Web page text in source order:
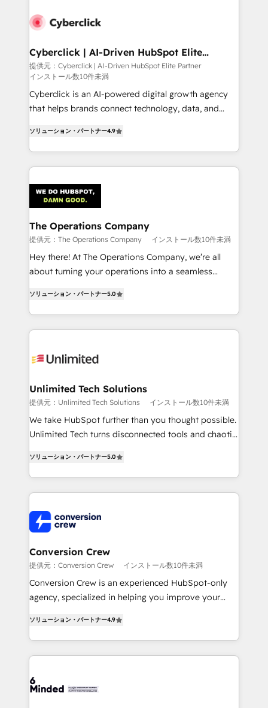
maximize profitability and adapt to your goals.
Cyberclick | AI-Driven HubSpot Elite
Partner
提供元：Cyberclick | AI-Driven HubSpot Elite Partner
インストール数10件未満
Cyberclick is an AI-powered digital growth agency
that helps brands connect technology, data, and
Barcelona and operating across Spain, LATAM, and
the UK, we support global companies in building
smarter marketing, sales, and customer success
Iberia (Spain & Portugal), we combine human insight
with intelligent automation to drive sustainable
growth. Our multidisciplinary team designs solutions
that simplify complexity, boost performance, and
turn innovation into real impact. 🌍 Highlights •
HubSpot Partner since 2012 • 2022 EMEA Impact
projects • Clients in 30+ industries • Proprietary
technology for integrations • Multilingual team:
ソリューション・パートナー4.9
The Operations Company
提供元：The Operations Company インストール数10件未満
Hey there! At The Operations Company, we’re all
about turning your operations into a seamless
transforming complex systems into efficient,
scalable solutions that work across your entire
organization. We’re a unique blend of deep HubSpot
operational know-how. We know that no two
solutions. Instead, we dive in to understand your
needs, goals, and challenges to deliver solutions that
fit like a glove. We’re committed to being both
highly effective and fun to work with. We believe in
relationships. Your success is our success, and we’re
all in this together! From startup to enterprise, we’ll
what matters most: growing your business and
wowing your customers. Let’s make HubSpot work
ソリューション・パートナー5.0
Unlimited Tech Solutions
提供元：Unlimited Tech Solutions インストール数10件未満
We take HubSpot further than you thought possible.
Unlimited Tech turns disconnected tools and chaotic
engine. We combine RevOps strategy with deep
technical execution to help teams scale faster—with
cleaner data, smarter automation, and more
Implementation & Migration · Native & Custom
Integrations · Custom Development · CPQ & FSM ·
Reporting & Analytics · GTM Architecture · Sales &
Marketing Enablement If you’re ready to elevate
HubSpot from “just your CRM” to your growth
infrastructure—let’s talk.
ソリューション・パートナー5.0
Conversion Crew
提供元：Conversion Crew インストール数10件未満
Conversion Crew is an experienced HubSpot-only
agency, specialized in helping you improve your
Implementing HubSpot (CRM, Marketing, Sales,
Service and Operations) - Developing fast, good-
looking websites in the HubSpot CMS - Building
systems you use You need a clear method to reach
ソリューション・パートナー4.9